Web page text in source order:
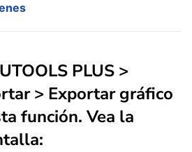
PLUS >
> Exportar gráfico
función. Vea la